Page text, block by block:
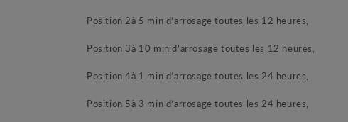
Position 2à 5 min d’arrosage toutes les 12 heures,
Position 3à 10 min d’arrosage toutes les 12 heures,
Position 4à 1 min d’arrosage toutes les 24 heures,
Position 5à 3 min d’arrosage toutes les 24 heures,